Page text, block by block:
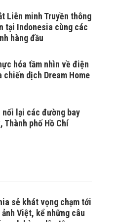
Liên minh Truyền thông
tại Indonesia cùng các
hàng đầu
hóa tầm nhìn về điện
chiến dịch Dream Home
lại các đường bay
Thành phố Hồ Chí
sẻ khát vọng chạm tới
Việt, kể những câu